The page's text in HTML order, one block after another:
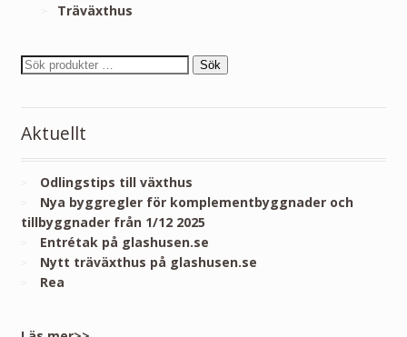
Träväxthus
Sök
Aktuellt
Odlingstips till växthus
Nya byggregler för komplementbyggnader och
tillbyggnader från 1/12 2025
Entrétak på glashusen.se
Nytt träväxthus på glashusen.se
Rea